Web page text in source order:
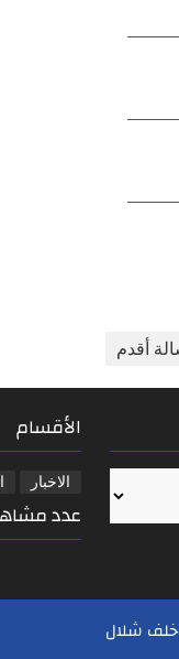
أقدم
الأقسام
الاخبار
عدد
خلف شلال